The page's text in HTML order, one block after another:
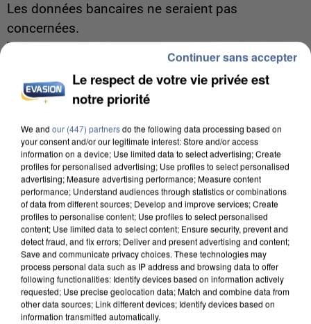
Les données bancaires ne seraient pas
concernées.
8h00
Un second cadre de la DZ Mafia interpellé en
Algérie
Le respect de votre vie privée est
notre priorité
We and our (447) partnersdo the following data processing based on
your consent and/or our legitimate interest: Store and/or access
information on a device; Use limited data to select advertising; Create
profiles for personalised advertising; Use profiles to select personalised
advertising; Measure advertising performance; Measure content
performance; Understand audiences through statistics or combinations
of data from different sources; Develop and improve services; Create
profiles to personalise content; Use profiles to select personalised
content; Use limited data to select content; Ensure security, prevent and
detect fraud, and fix errors; Deliver and present advertising and content;
Save and communicate privacy choices. These technologies may
process personal data such as IP address and browsing data to offer
following functionalities: Identify devices based on information actively
requested; Use precise geolocation data; Match and combine data from
other data sources; Link different devices; Identify devices based on
information transmitted automatically.
Continuer sans accepter